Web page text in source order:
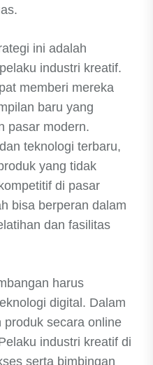
ini adalah
industri kreatif.
memberi mereka
baru yang
pasar modern.
teknologi terbaru,
yang tidak
di pasar
bisa berperan dalam
dan fasilitas
harus
digital. Dalam
secara online
industri kreatif di
serta bimbingan